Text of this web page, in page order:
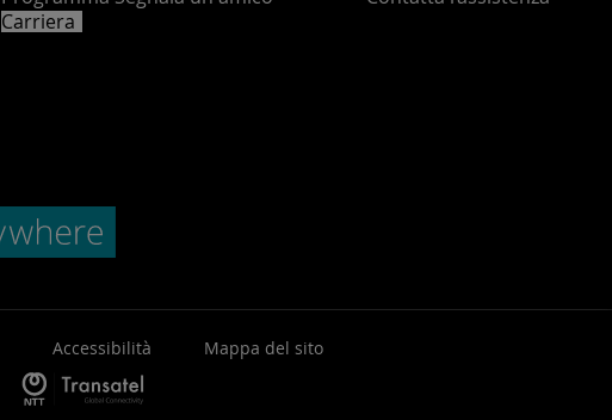
Carriera
Accessibilità
Mappa del sito